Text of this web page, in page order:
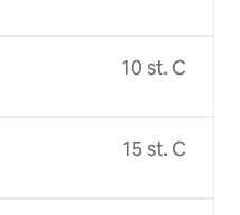
10 st. C
15 st. C